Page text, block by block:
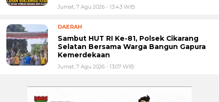
Jumat, 7 Agu 2026 - 13:43 WIB
DAERAH
Sambut HUT RI Ke-81, Polsek Cikarang
Selatan Bersama Warga Bangun Gapura
Kemerdekaan
Jumat, 7 Agu 2026 - 13:07 WIB